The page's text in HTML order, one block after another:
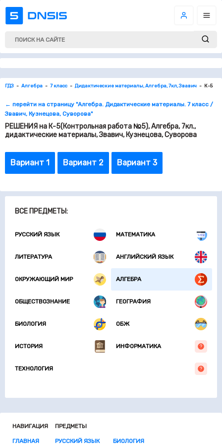
ВСЕ ПРЕДМЕТЫ:
РУССКИЙ ЯЗЫК МАТЕМАТИКА
ЛИТЕРАТУРА АНГЛИЙСКИЙ ЯЗЫК
ОКРУЖАЮЩИЙ МИР АЛГЕБРА
ОБЩЕСТВОЗНАНИЕ ГЕОГРАФИЯ
БИОЛОГИЯ ОБЖ
ИСТОРИЯ ИНФОРМАТИКА
ТЕХНОЛОГИЯ
ГДЗ Алгебра 7 класс Дидактические материалы, Алгебра, 7кл, Звавич К-5
← перейти на страницу "Алгебра. Дидактические материалы. 7 класс /
Звавич, Кузнецова, Суворова"
РЕШЕНИЯ на К-5(Контрольная работа №5), Алгебра, 7кл.,
дидактические материалы, Звавич, Кузнецова, Суворова
Вариант 1 Вариант 2 Вариант 3
НАВИГАЦИЯ
ГЛАВНАЯ
ПРЕДМЕТЫ
РУССКИЙ ЯЗЫК
БИОЛОГИЯ